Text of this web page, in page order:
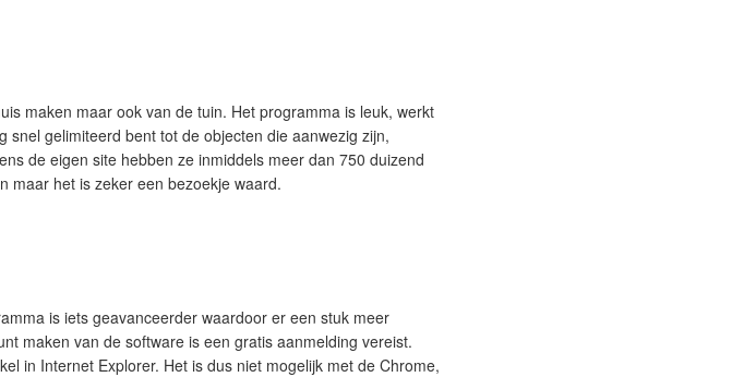
maken maar ook van de tuin. Het programma is leuk, werkt
gelimiteerd bent tot de objecten die aanwezig zijn,
de eigen site hebben ze inmiddels meer dan 750 duizend
maar het is zeker een bezoekje waard.
is iets geavanceerder waardoor er een stuk meer
maken van de software is een gratis aanmelding vereist.
in Internet Explorer. Het is dus niet mogelijk met de Chrome,